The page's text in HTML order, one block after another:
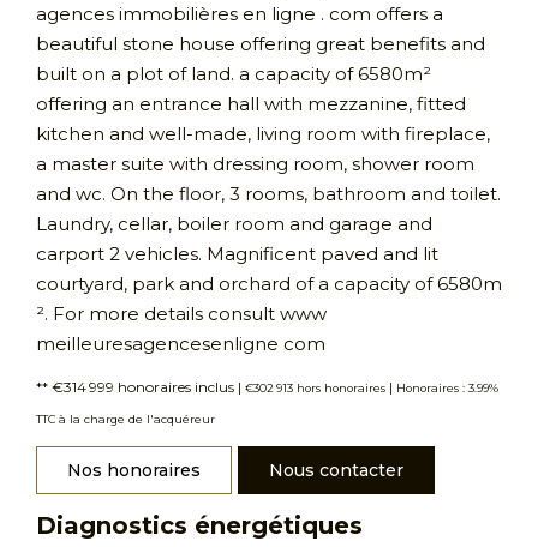
agences immobilières en ligne . com offers a
beautiful stone house offering great benefits and
built on a plot of land. a capacity of 6580m²
offering an entrance hall with mezzanine, fitted
kitchen and well-made, living room with fireplace,
a master suite with dressing room, shower room
and wc. On the floor, 3 rooms, bathroom and toilet.
Laundry, cellar, boiler room and garage and
carport 2 vehicles. Magnificent paved and lit
courtyard, park and orchard of a capacity of 6580m
². For more details consult www
meilleuresagencesenligne com
** €314 999 honoraires inclus | €302 913 hors honoraires | Honoraires : 3.99%
TTC à la charge de l'acquéreur
Nos honoraires Nous contacter
Diagnostics énergétiques